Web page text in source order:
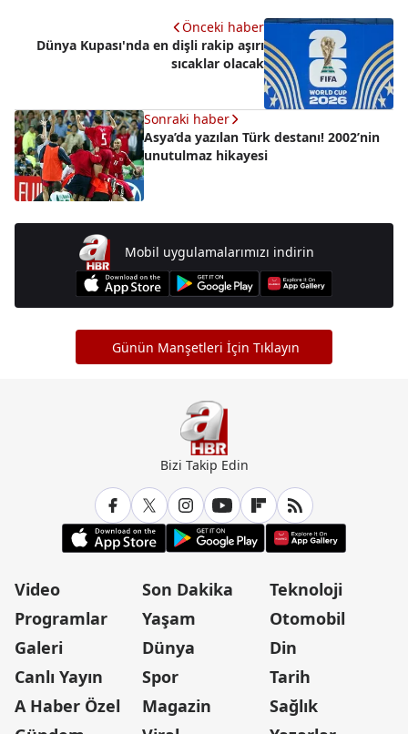
Önceki haber
Dünya Kupası'nda en dişli rakip aşırı
sıcaklar olacak
Sonraki haber
Asya’da yazılan Türk destanı! 2002’nin
unutulmaz hikayesi
Mobil uygulamalarımızı indirin
Günün Manşetleri İçin Tıklayın
Bizi Takip Edin
Video
Programlar
Galeri
Canlı Yayın
A Haber Özel
Son Dakika
Yaşam
Dünya
Spor
Magazin
Teknoloji
Otomobil
Din
Tarih
Sağlık